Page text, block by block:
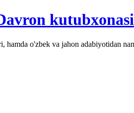
hamda o'zbek va jahon adabiyotidan